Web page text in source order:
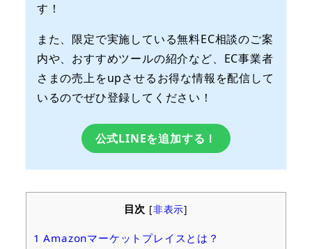
す！
また、限定で実施している無料EC相談のご案
内や、おすすめツールの紹介など、EC事業者
さまの売上をupさせるお得な情報を配信して
いるのでぜひ登録してください！
公式LINEを追加する！
目次 [非表示]
1 Amazonマーケットプレイスとは？